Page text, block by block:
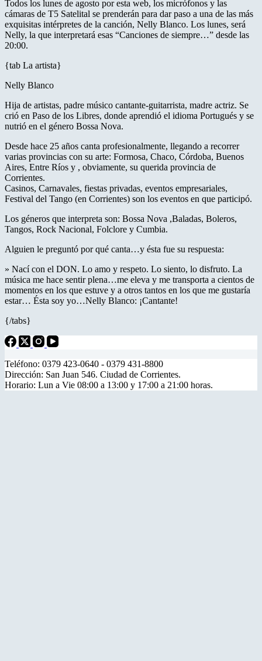
Todos los lunes de agosto por esta web, los micrófonos y las
cámaras de T5 Satelital se prenderán para dar paso a una de las más
exquisitas intérpretes de la canción, Nelly Blanco. Los lunes, será
Nelly, la que interpretará esas “Canciones de siempre…” desde las
20:00.
{tab La artista}
Nelly Blanco
Hija de artistas, padre músico cantante-guitarrista, madre actriz. Se
crió en Paso de los Libres, donde aprendió el idioma Portugués y se
nutrió en el género Bossa Nova.
Desde hace 25 años canta profesionalmente, llegando a recorrer
varias provincias con su arte: Formosa, Chaco, Córdoba, Buenos
Aires, Entre Ríos y , obviamente, su querida provincia de
Corrientes.
Casinos, Carnavales, fiestas privadas, eventos empresariales,
Festival del Tango (en Corrientes) son los eventos en que participó.
Los géneros que interpreta son: Bossa Nova ,Baladas, Boleros,
Tangos, Rock Nacional, Folclore y Cumbia.
Alguien le preguntó por qué canta…y ésta fue su respuesta:
» Nací con el DON. Lo amo y respeto. Lo siento, lo disfruto. La
música me hace sentir plena…me eleva y me transporta a cientos de
momentos en los que estuve y a otros tantos en los que me gustaría
estar… Ésta soy yo…Nelly Blanco: ¡Cantante!
{/tabs}
Teléfono: 0379 423-0640 - 0379 431-8800
Dirección: San Juan 546. Ciudad de Corrientes.
Horario: Lun a Vie 08:00 a 13:00 y 17:00 a 21:00 horas.